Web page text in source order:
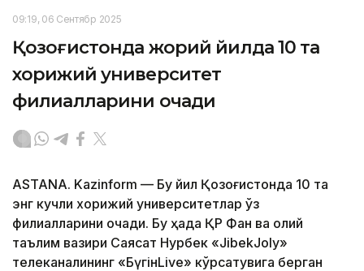
09:19, 06 Сентябр 2025
Қозоғистонда жорий йилда 10 та
хорижий университет
филиалларини очади
ASTANA. Kazinform — Бу йил Қозоғистонда 10 та
энг кучли хорижий университетлар ўз
филиалларини очади. Бу ҳақда ҚР Фан ва олий
таълим вазири Саясат Нурбек «JibekJoly»
телеканалининг «БүгінLive» кўрсатувига берган